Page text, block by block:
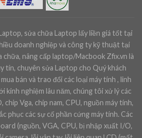
sửa chữa Laptop lấy liền giá tốt tại
doanh nghiệp và công ty kỹ thuật tại
chữa, nâng cấp laptop/Macbook Zfix.vn là
tín, chuyên sửa Laptop cho Quý khách
bán và trao đổi các loại máy tính , linh
kinh nghiệm lâu năm, chúng tôi xử lý các
chip Vga, chip nam, CPU, nguồn máy tính,
phục các sự cố phần cứng máy tính. Các
(nguồn, VGA, CPU, bị nhập xuất I/O,